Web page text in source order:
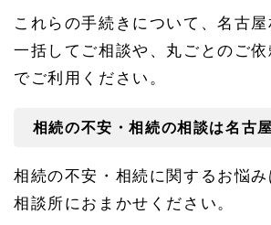
これらの手続きについて、名古
一括してご相談や、丸ごとのご
でご利用ください。
相続の不安・相続の相談は名古
相続の不安・相続に関するお悩
相談所におまかせください。